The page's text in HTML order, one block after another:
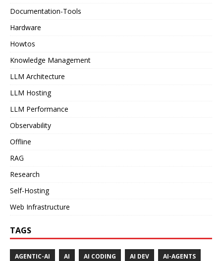
Documentation-Tools
Hardware
Howtos
Knowledge Management
LLM Architecture
LLM Hosting
LLM Performance
Observability
Offline
RAG
Research
Self-Hosting
Web Infrastructure
TAGS
AGENTIC-AI AI AI CODING AI DEV AI-AGENTS